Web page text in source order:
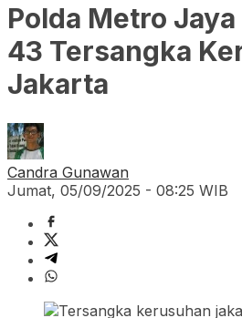
Polda Metro
43 Tersangka
Jakarta
Candra Gunawan
Jumat, 05/09/2025 - 08:25 WIB